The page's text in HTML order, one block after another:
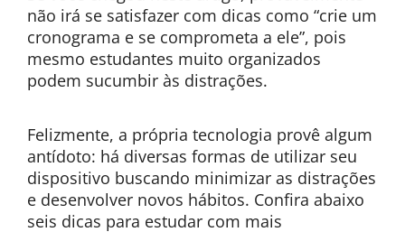
não irá se satisfazer com dicas como “crie um
cronograma e se comprometa a ele”, pois
mesmo estudantes muito organizados
podem sucumbir às distrações.
Felizmente, a própria tecnologia provê algum
antídoto: há diversas formas de utilizar seu
dispositivo buscando minimizar as distrações
e desenvolver novos hábitos. Confira abaixo
seis dicas para estudar com mais